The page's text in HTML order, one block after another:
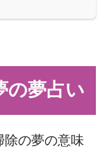
の夢占い
除の夢の意味